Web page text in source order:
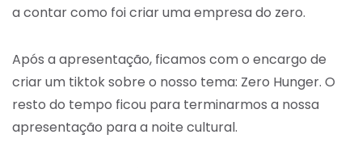
a contar como foi criar uma empresa do zero.
Após a apresentação, ficamos com o encargo de
criar um tiktok sobre o nosso tema: Zero Hunger. O
resto do tempo ficou para terminarmos a nossa
apresentação para a noite cultural.